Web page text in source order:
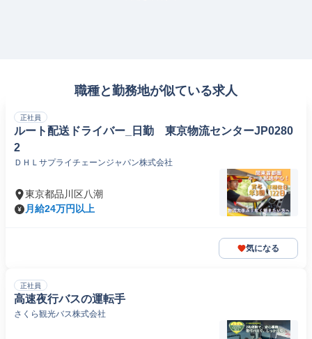
職種と勤務地が似ている求人
正社員
ルート配送ドライバー_日勤 東京物流センターJP0280
2
ＤＨＬサプライチェーンジャパン株式会社
東京都品川区八潮
月給24万円以上
気になる
正社員
高速夜行バスの運転手
さくら観光バス株式会社